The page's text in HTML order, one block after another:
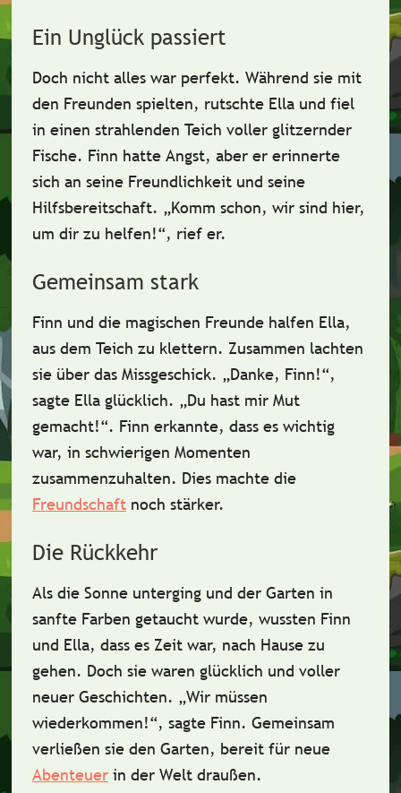
Ein Unglück passiert
Doch nicht alles war perfekt. Während sie mit
den Freunden spielten, rutschte Ella und fiel
in einen strahlenden Teich voller glitzernder
Fische. Finn hatte Angst, aber er erinnerte
sich an seine Freundlichkeitund seine
Hilfsbereitschaft. „Komm schon, wir sind hier,
um dir zu helfen!“, rief er.
Gemeinsam stark
Finn und die magischen Freunde halfen Ella,
aus dem Teich zu klettern. Zusammen lachten
sie über das Missgeschick. „Danke, Finn!“,
sagte Ella glücklich. „Du hast mir Mut
gemacht!“. Finn erkannte, dass es wichtig
war, in schwierigen Momenten
zusammenzuhalten. Dies machte die
Freundschaftnoch stärker.
Die Rückkehr
Als die Sonne unterging und der Garten in
sanfte Farben getaucht wurde, wussten Finn
und Ella, dass es Zeit war, nach Hause zu
gehen. Doch sie waren glücklich und voller
neuer Geschichten. „Wir müssen
wiederkommen!“, sagte Finn. Gemeinsam
verließen sie den Garten, bereit für neue
Abenteuerin der Welt draußen.